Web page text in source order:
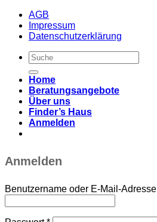
AGB
Impressum
Datenschutzerklärung
Suche
nach:
Home
Beratungsangebote
Über uns
Finder’s Haus
Anmelden
Anmelden
Benutzername oder E-Mail-Adresse